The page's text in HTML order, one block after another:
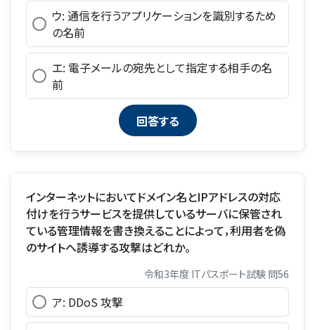
ウ: 通信を行うアプリケーションを識別するため
の名前
エ: 電子メールの宛先として指定する相手の名
前
インターネットにおいてドメイン名とIPアドレスの対応
付けを行うサービスを提供しているサーバに保管され
ている管理情報を書き換えることによって，利用者を偽
のサイトへ誘導する攻撃はどれか。
令和3年度 ITパスポート試験 問56
ア: DDoS 攻撃